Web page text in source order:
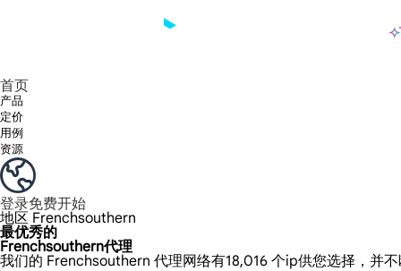
首页
产品
定价
用例
资源
登录免费开始
地区 Frenchsouthern
最优秀的
Frenchsouthern代理
我们的 Frenchsouthern 代理网络有18,016 个ip供您选择，并